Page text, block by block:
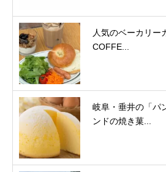
人気のベーカリー
COFFE...
岐阜・垂井の「パ
ンドの焼き菓...